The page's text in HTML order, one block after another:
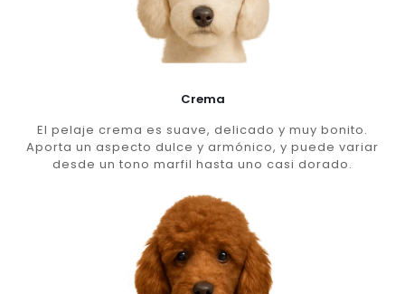
Crema
El pelaje crema es suave, delicado y muy bonito.
Aporta un aspecto dulce y armónico, y puede variar
desde un tono marfil hasta uno casi dorado.